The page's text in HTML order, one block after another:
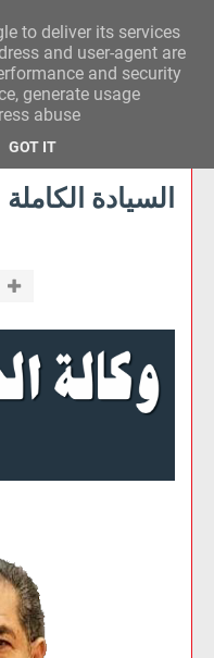
السيادة الكاملة
to deliver its services
and user-agent are
and security
generate usage
abuse.
GOT IT